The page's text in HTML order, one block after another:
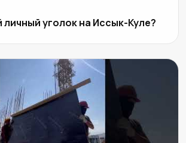
личный уголок на Иссык-Куле?